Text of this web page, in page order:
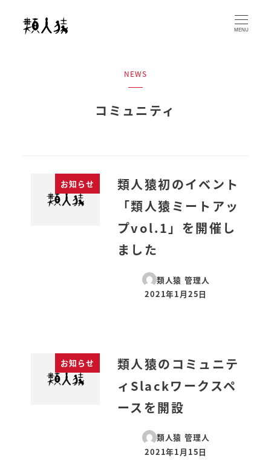
MENU
NEWS
コミュニティ
お知らせ
類人猿初のイベント
「類人猿ミートアッ
プvol.1」を開催し
ました
類人猿 管理人
投稿日
2021年1月25日
お知らせ
類人猿のコミュニテ
ィSlackワークスペ
ースを開設
類人猿 管理人
投稿日
2021年1月15日